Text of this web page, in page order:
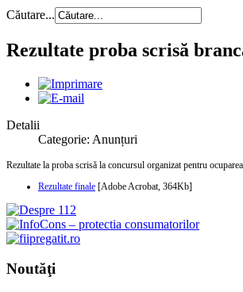
Căutare...
Rezultate proba scrisă
Detalii
Categorie: Anunțuri
Rezultate la proba scrisă la concursul organizat pentru
Rezultate finale [Adobe Acrobat, 364Kb]
Noutăţi